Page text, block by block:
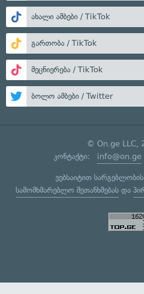
ახალი ამბები / TikTok
გართობა / TikTok
მეცნიერება / TikTok
ბოლო ამბები / Twitter
© On.ge LLC,
კონტაქტი: info@on.ge
ვებსაიტით
სამომხმარებლო შეთანხმებასდა